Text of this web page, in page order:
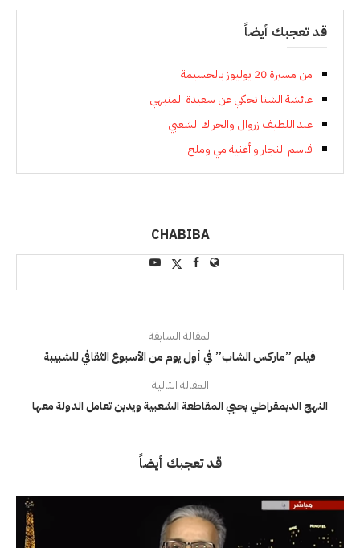
قد تعجبك أيضاً
من مسيرة 20 يوليوز بالحسيمة
عائشة الشنا تحكي عن سعيدة المنبهي
عبد اللطيف زروال والحراك الشعبي
قاسم النجار و أغنية مي وملح
CHABIBA
المقالة السابقة
فيلم ”ماركس الشاب” في أول يوم من الأسبوع الثقافي للشبيبة
المقالة التالية
النهج الديمقراطي يحيي المقاطعة الشعبية ويدين تعامل الدولة معها
قد تعجبك أيضاً